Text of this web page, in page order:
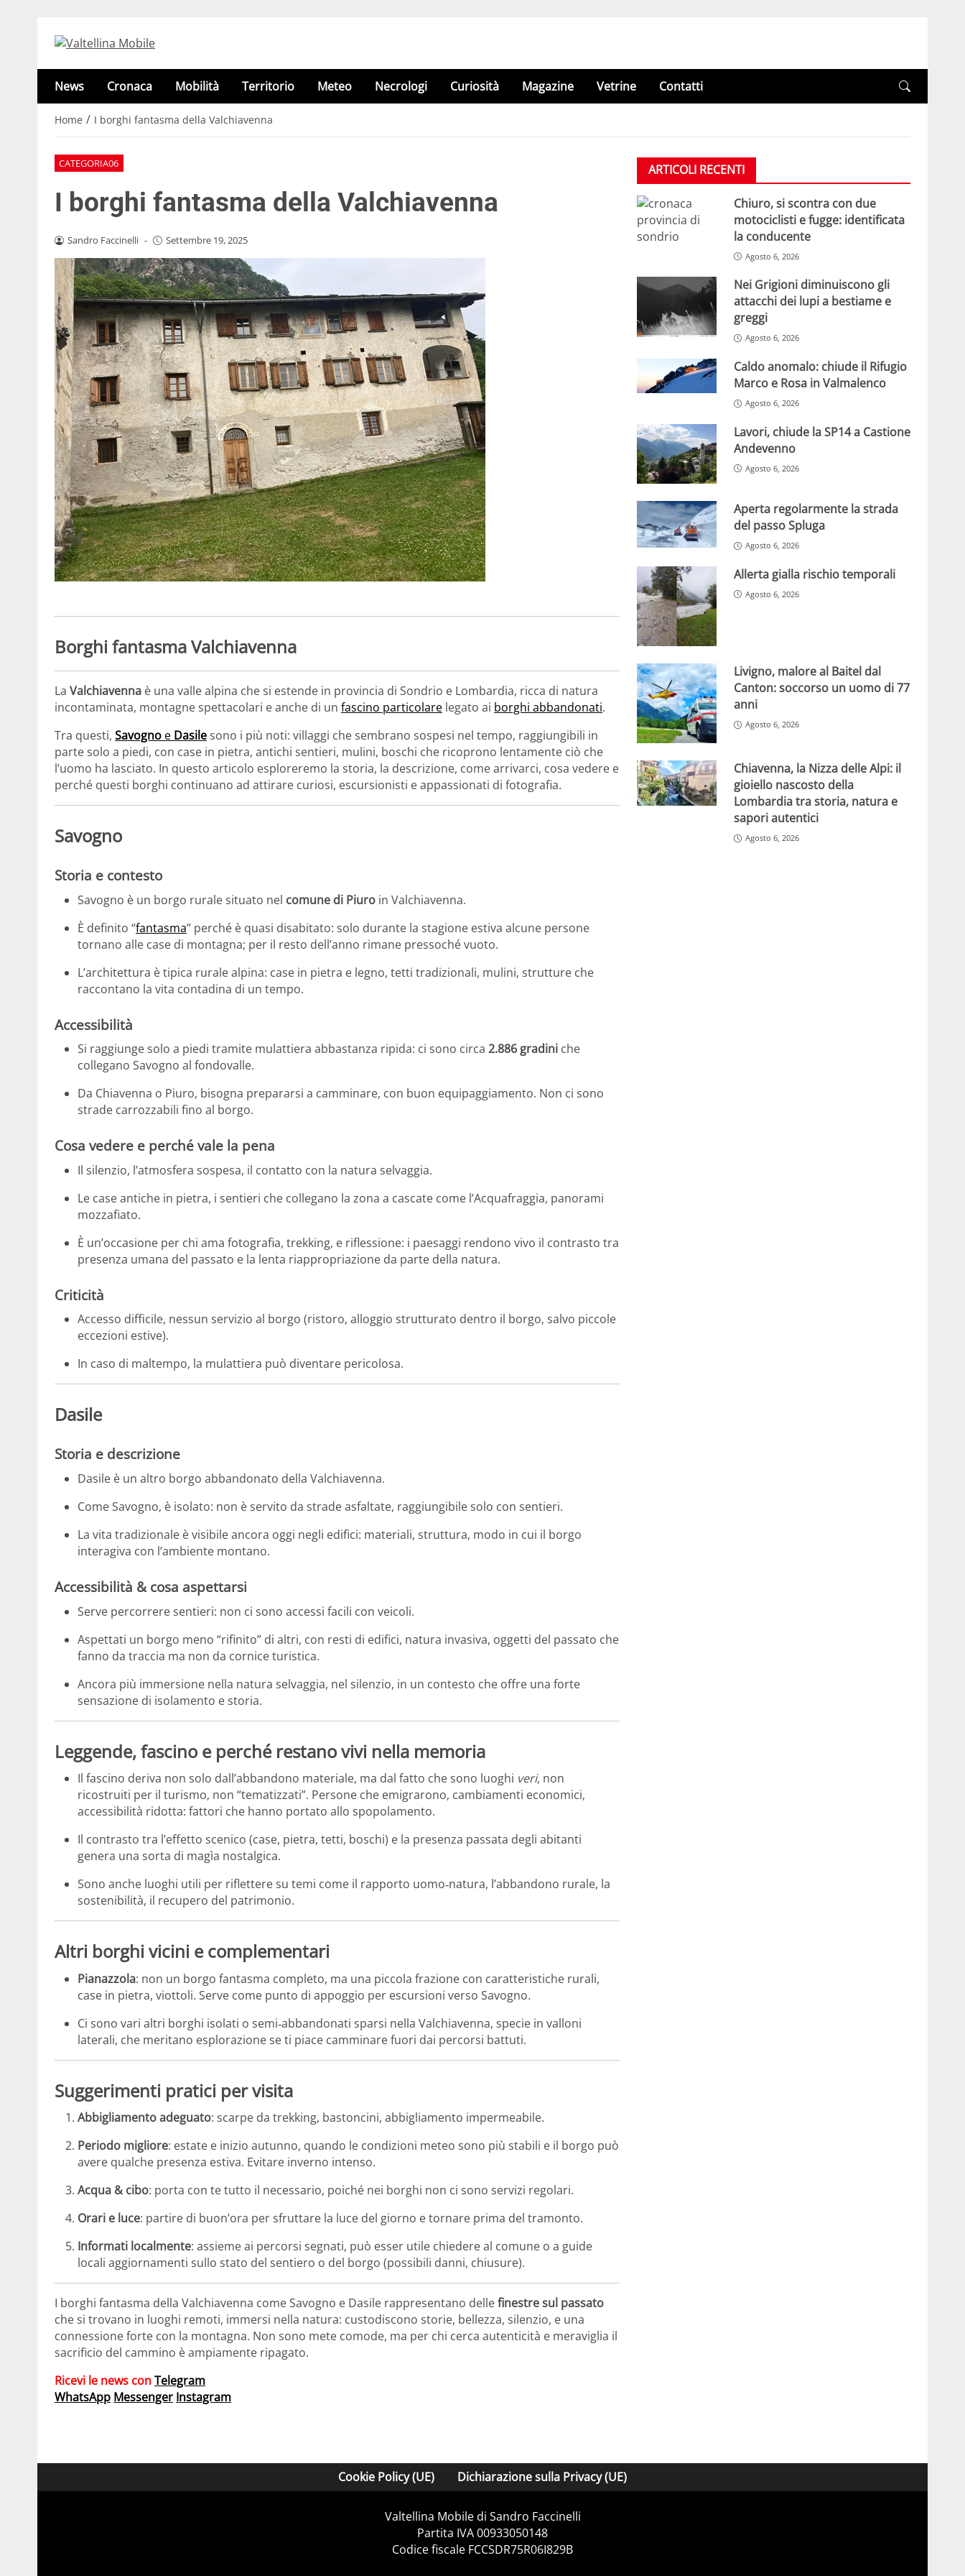
News Cronaca Mobilità Territorio Meteo Necrologi Curiosità Magazine Vetrine Contatti
Home / I borghi fantasma della Valchiavenna
CATEGORIA06
I borghi fantasma della Valchiavenna
Sandro Faccinelli - Settembre 19, 2025
Borghi fantasma Valchiavenna
La Valchiavenna è una valle alpina che si estende in provincia di Sondrio e Lombardia, ricca di natura
incontaminata, montagne spettacolari e anche di un fascino particolare legato ai borghi abbandonati.
Tra questi, Savogno e Dasilesono i più noti: villaggi che sembrano sospesi nel tempo, raggiungibili in
parte solo a piedi, con case in pietra, antichi sentieri, mulini, boschi che ricoprono lentamente ciò che
l’uomo ha lasciato. In questo articolo esploreremo la storia, la descrizione, come arrivarci, cosa vedere e
perché questi borghi continuano ad attirare curiosi, escursionisti e appassionati di fotografia.
Savogno
Storia e contesto
Savogno è un borgo rurale situato nel comune di Piuro in Valchiavenna.
È definito “fantasma” perché è quasi disabitato: solo durante la stagione estiva alcune persone
tornano alle case di montagna; per il resto dell’anno rimane pressoché vuoto.
L’architettura è tipica rurale alpina: case in pietra e legno, tetti tradizionali, mulini, strutture che
raccontano la vita contadina di un tempo.
Accessibilità
Si raggiunge solo a piedi tramite mulattiera abbastanza ripida: ci sono circa 2.886 gradini che
collegano Savogno al fondovalle.
Da Chiavenna o Piuro, bisogna prepararsi a camminare, con buon equipaggiamento. Non ci sono
strade carrozzabili fino al borgo.
Cosa vedere e perché vale la pena
Il silenzio, l’atmosfera sospesa, il contatto con la natura selvaggia.
Le case antiche in pietra, i sentieri che collegano la zona a cascate come l’Acquafraggia, panorami
mozzafiato.
È un’occasione per chi ama fotografia, trekking, e riflessione: i paesaggi rendono vivo il contrasto tra
presenza umana del passato e la lenta riappropriazione da parte della natura.
Criticità
Accesso difficile, nessun servizio al borgo (ristoro, alloggio strutturato dentro il borgo, salvo piccole
eccezioni estive).
In caso di maltempo, la mulattiera può diventare pericolosa.
Dasile
Storia e descrizione
Dasile è un altro borgo abbandonato della Valchiavenna.
Come Savogno, è isolato: non è servito da strade asfaltate, raggiungibile solo con sentieri.
La vita tradizionale è visibile ancora oggi negli edifici: materiali, struttura, modo in cui il borgo
interagiva con l’ambiente montano.
Accessibilità & cosa aspettarsi
Serve percorrere sentieri: non ci sono accessi facili con veicoli.
Aspettati un borgo meno “rifinito” di altri, con resti di edifici, natura invasiva, oggetti del passato che
fanno da traccia ma non da cornice turistica.
Ancora più immersione nella natura selvaggia, nel silenzio, in un contesto che offre una forte
sensazione di isolamento e storia.
Leggende, fascino e perché restano vivi nella memoria
Il fascino deriva non solo dall’abbandono materiale, ma dal fatto che sono luoghi veri, non
ricostruiti per il turismo, non “tematizzati”. Persone che emigrarono, cambiamenti economici,
accessibilità ridotta: fattori che hanno portato allo spopolamento.
Il contrasto tra l’effetto scenico (case, pietra, tetti, boschi) e la presenza passata degli abitanti
genera una sorta di magìa nostalgica.
Sono anche luoghi utili per riflettere su temi come il rapporto uomo‑natura, l’abbandono rurale, la
sostenibilità, il recupero del patrimonio.
Altri borghi vicini e complementari
Pianazzola: non un borgo fantasma completo, ma una piccola frazione con caratteristiche rurali,
case in pietra, viottoli. Serve come punto di appoggio per escursioni verso Savogno.
Ci sono vari altri borghi isolati o semi‑abbandonati sparsi nella Valchiavenna, specie in valloni
laterali, che meritano esplorazione se ti piace camminare fuori dai percorsi battuti.
Suggerimenti pratici per visita
Abbigliamento adeguato: scarpe da trekking, bastoncini, abbigliamento impermeabile.
Periodo migliore: estate e inizio autunno, quando le condizioni meteo sono più stabili e il borgo può
avere qualche presenza estiva. Evitare inverno intenso.
Acqua & cibo: porta con te tutto il necessario, poiché nei borghi non ci sono servizi regolari.
Orari e luce: partire di buon’ora per sfruttare la luce del giorno e tornare prima del tramonto.
Informati localmente: assieme ai percorsi segnati, può esser utile chiedere al comune o a guide
locali aggiornamenti sullo stato del sentiero o del borgo (possibili danni, chiusure).
I borghi fantasma della Valchiavenna come Savogno e Dasile rappresentano dellefinestre sul passato
che si trovano in luoghi remoti, immersi nella natura: custodiscono storie, bellezza, silenzio, e una
connessione forte con la montagna. Non sono mete comode, ma per chi cerca autenticità e meraviglia il
sacrificio del cammino è ampiamente ripagato.
Ricevi le news conTelegram
WhatsApp Messenger Instagram
ARTICOLI RECENTI
Chiuro, si scontra con due
motociclisti e fugge: identificata
la conducente
Agosto 6, 2026
Nei Grigioni diminuiscono gli
attacchi dei lupi a bestiame e
greggi
Agosto 6, 2026
Caldo anomalo: chiude il Rifugio
Marco e Rosa in Valmalenco
Agosto 6, 2026
Lavori, chiude la SP14 a Castione
Andevenno
Agosto 6, 2026
Aperta regolarmente la strada
del passo Spluga
Agosto 6, 2026
Allerta gialla rischio temporali
Agosto 6, 2026
Livigno, malore al Baitel dal
Canton: soccorso un uomo di 77
anni
Agosto 6, 2026
Chiavenna, la Nizza delle Alpi: il
gioiello nascosto della
Lombardia tra storia, natura e
sapori autentici
Agosto 6, 2026
Cookie Policy (UE) Dichiarazione sulla Privacy (UE)
Valtellina Mobile di Sandro Faccinelli
Partita IVA 00933050148
Codice fiscale FCCSDR75R06I829B